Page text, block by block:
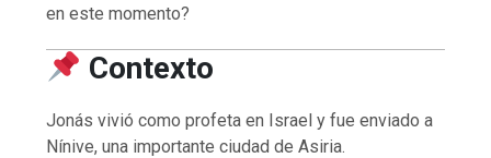
en este momento?
Contexto
Jonás vivió como profeta en Israel y fue enviado a
Nínive, una importante ciudad de Asiria.